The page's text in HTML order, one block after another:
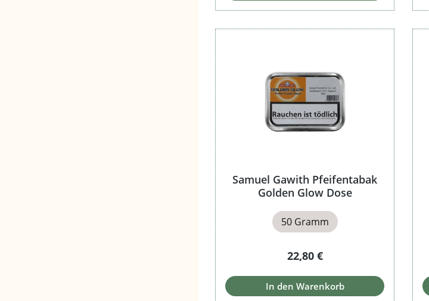
Samuel Gawith Pfeifentabak
Golden Glow Dose
50 Gramm
Regulärer Preis:
22,80 €
In den Warenkorb